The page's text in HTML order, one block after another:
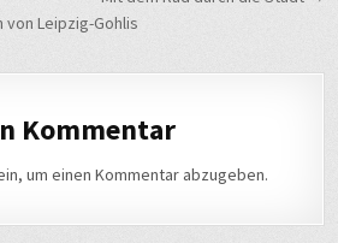
Leipzig-Gohlis
Kommentar
um einen Kommentar abzugeben.